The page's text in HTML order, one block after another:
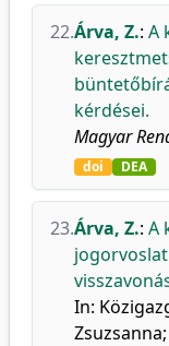
22.Árva, Z.: A
kérdései.
Magyar
doi DEA
23.Árva, Z.: A
In: